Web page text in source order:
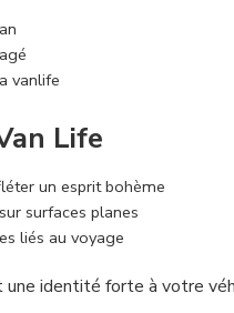
vanlife
Life
un esprit bohème
surfaces planes
liés au voyage
identité forte à votre